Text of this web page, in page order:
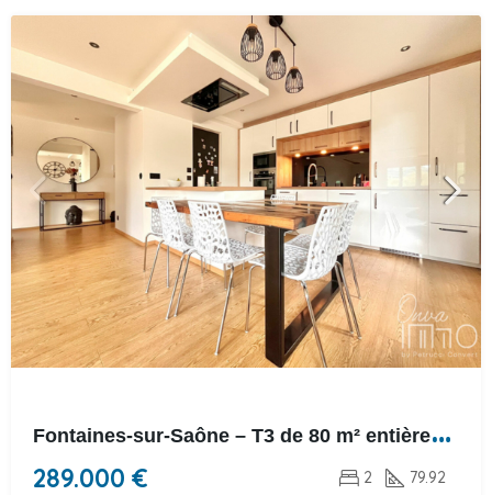
F
ontaines-sur-Saône – T3 de 80 m² entièrement rénové avec balcon
289.000 € 2 79.92